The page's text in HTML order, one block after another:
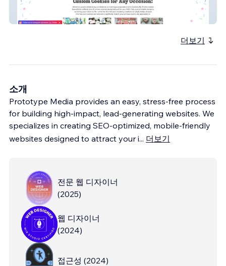
Cookies by Sheila
더보기
소개
Prototype Media provides an easy, stress-free process
for building high-impact, lead-generating websites. We
specializes in creating SEO-optimized, mobile-friendly
websites designed to attract your i... 더보기
전문 웹 디자이너
(2025)
웹 디자이너
(2024)
접근성 (2024)